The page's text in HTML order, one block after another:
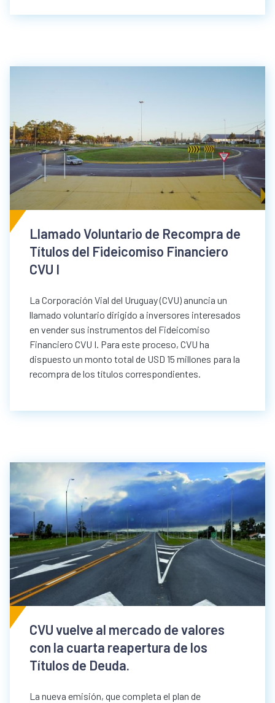
Llamado Voluntario de Recompra de
Títulos del Fideicomiso Financiero
CVU I
La Corporación Vial del Uruguay (CVU) anuncia un
llamado voluntario dirigido a inversores interesados
en vender sus instrumentos del Fideicomiso
Financiero CVU I. Para este proceso, CVU ha
dispuesto un monto total de USD 15 millones para la
recompra de los títulos correspondientes.
CVU vuelve al mercado de valores
con la cuarta reapertura de los
Títulos de Deuda.
La nueva emisión, que completa el plan de